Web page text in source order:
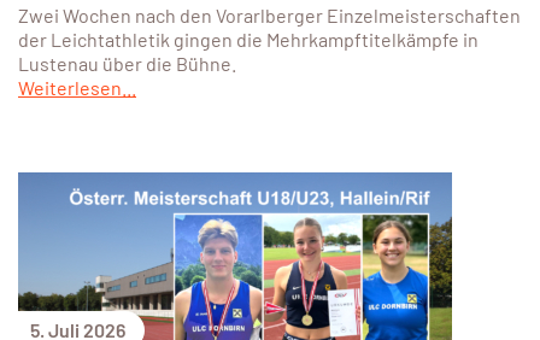
Zwei Wochen nach den Vorarlberger Einzelmeisterschaften
der Leichtathletik gingen die Mehrkampftitelkämpfe in
Lustenau über die Bühne.
Weiterlesen...
5. Juli 2026